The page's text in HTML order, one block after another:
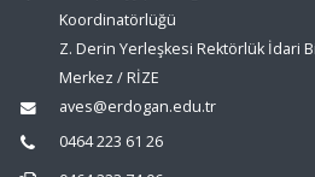
Koordinatörlüğü
Z. Derin Yerleşkesi Rektörlük İdari
Merkez / RİZE
aves@erdogan.edu.tr
0464 223 61 26